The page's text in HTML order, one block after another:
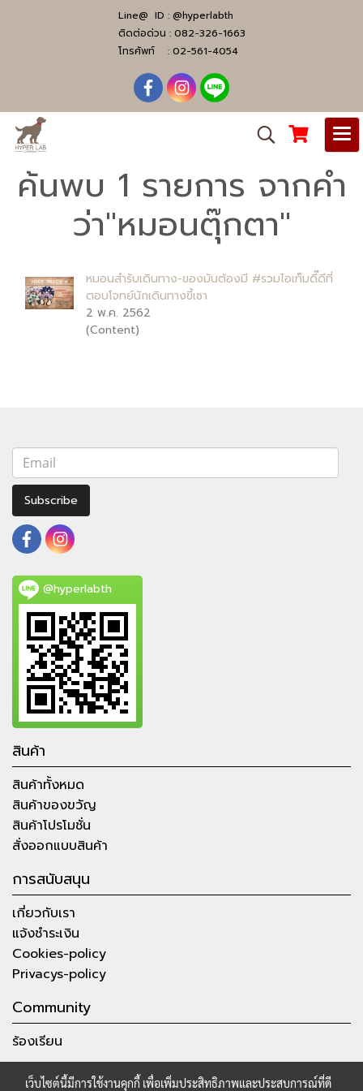
Line@ ID : @hyperlabth
ติดต่อด่วน : 082-326-1663
โทรศัพท์ : 02-561-4054
ค้นพบ 1 รายการ จากคำ
ว่า"หมอนตุ๊กตา"
หมอนสำรับเดินทาง-ของมันต้องมี #รวมไอเท็มดี๊ดีที่
ตอบโจทย์นักเดินทางขี้เซา
2 พ.ค. 2562
(Content)
Subscribe
@hyperlabth
สินค้า
สินค้าทั้งหมด
สินค้าของขวัญ
สินค้าโปรโมชั่น
สั่งออกแบบสินค้า
การสนับสนุน
เกี่ยวกับเรา
แจ้งชำระเงิน
Cookies-policy
Privacys-policy
Community
ร้องเรียน
เว็บไซต์นี้มีการใช้งานคุกกี้ เพื่อเพิ่มประสิทธิภาพและประสบการณ์ที่ดี